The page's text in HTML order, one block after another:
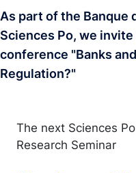
As part of the Banque
Sciences Po, we
conference "Banks
Regulation?"
The next Sciences
Research Seminar